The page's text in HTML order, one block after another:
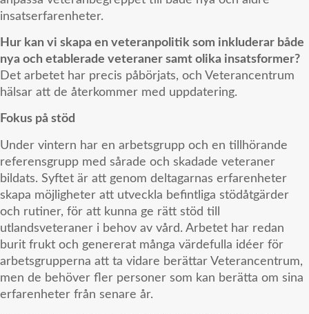
insatserfarenheter.
Hur kan vi skapa en veteranpolitik som inkluderar både
nya och etablerade veteraner samt olika insatsformer?
Det arbetet har precis påbörjats, och Veterancentrum
hälsar att de återkommer med uppdatering.
Fokus på stöd
Under vintern har en arbetsgrupp och en tillhörande
referensgrupp med sårade och skadade veteraner
bildats. Syftet är att genom deltagarnas erfarenheter
skapa möjligheter att utveckla befintliga stödåtgärder
och rutiner, för att kunna ge rätt stöd till
utlandsveteraner i behov av vård. Arbetet har redan
burit frukt och genererat många värdefulla idéer för
arbetsgrupperna att ta vidare berättar Veterancentrum,
men de behöver fler personer som kan berätta om sina
erfarenheter från senare år.